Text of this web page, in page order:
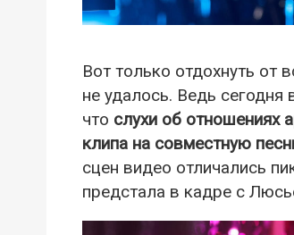
Вот только отдохнуть от
не удалось. Ведь
что слухи об отношениях
клипа на совместную
сцен видео отличались
предстала в кадре с